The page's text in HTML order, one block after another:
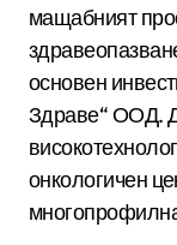
мащабният
основен
Здраве“ ООД.
онкологичен